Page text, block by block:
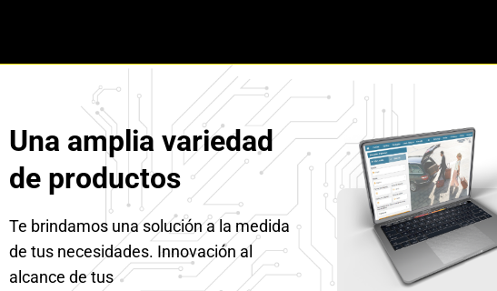
Una amplia variedad
de productos
Te brindamos una solución a la medida
de tus necesidades. Innovación al
alcance de tus